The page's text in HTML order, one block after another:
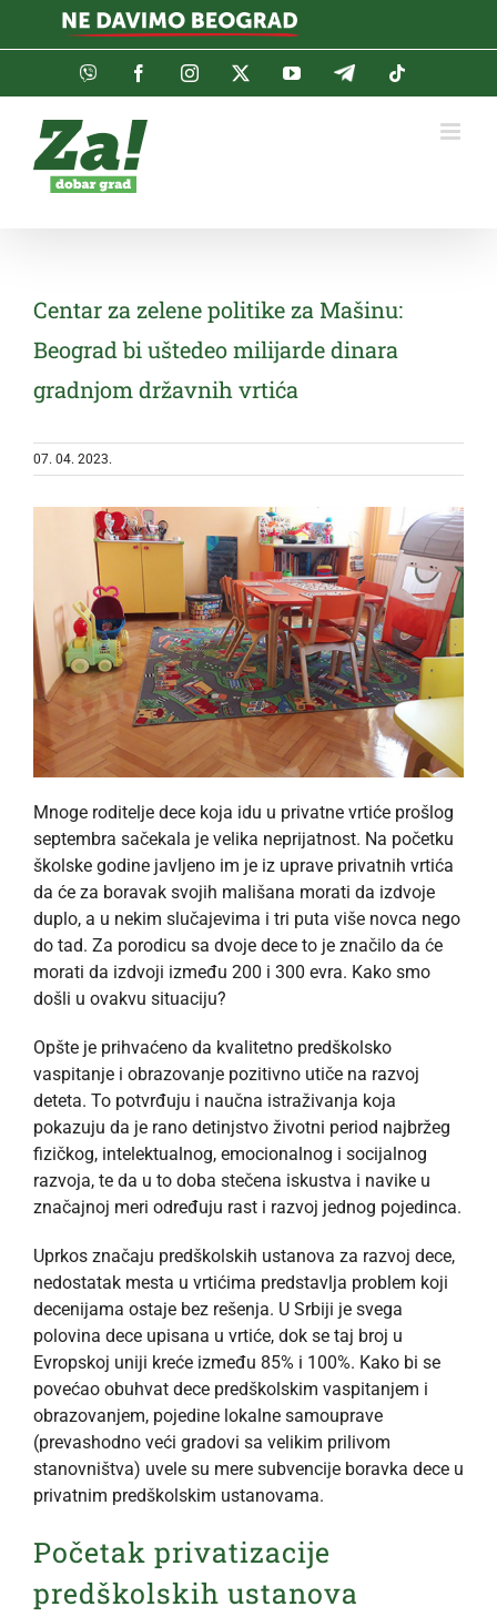
Viber FacebookInstagramTwitterYouTubeTelegram
Centar za zelene politike za Mašinu:
Beograd bi uštedeo milijarde dinara
gradnjom državnih vrtića
07. 04. 2023.
Mnoge roditelje dece koja idu u privatne vrtiće prošlog
septembra sačekala je velika neprijatnost. Na početku
školske godine javljeno im je iz uprave privatnih vrtića
da će za boravak svojih mališana morati da izdvoje
duplo, a u nekim slučajevima i tri puta više novca nego
do tad. Za porodicu sa dvoje dece to je značilo da će
morati da izdvoji između 200 i 300 evra. Kako smo
došli u ovakvu situaciju?
Opšte je prihvaćeno da kvalitetno predškolsko
vaspitanje i obrazovanje pozitivno utiče na razvoj
deteta. To potvrđuju i naučna istraživanja koja
pokazuju da je rano detinjstvo životni period najbržeg
fizičkog, intelektualnog, emocionalnog i socijalnog
razvoja, te da u to doba stečena iskustva i navike u
značajnoj meri određuju rast i razvoj jednog pojedinca.
Uprkos značaju predškolskih ustanova za razvoj dece,
nedostatak mesta u vrtićima predstavlja problem koji
decenijama ostaje bez rešenja. U Srbiji je svega
polovina dece upisana u vrtiće, dok se taj broj u
Evropskoj uniji kreće između 85% i 100%. Kako bi se
povećao obuhvat dece predškolskim vaspitanjem i
obrazovanjem, pojedine lokalne samouprave
(prevashodno veći gradovi sa velikim prilivom
stanovništva) uvele su mere subvencije boravka dece u
privatnim predškolskim ustanovama.
Početak privatizacije
predškolskih ustanova